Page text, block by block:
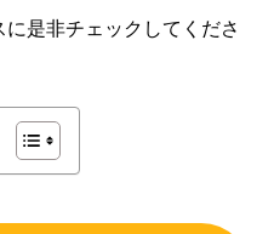
是非チェックしてくださ